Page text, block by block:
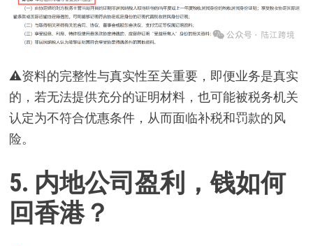
⚠资料的完整性与真实性至关重要，即便业务是真实
的，若无法提供充分的证明材料，也可能被税务机关
认定为不符合优惠条件，从而面临补税和罚款的风
险。
5. 内地公司盈利，钱如何
回香港？